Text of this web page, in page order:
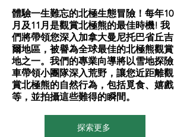
體驗一生難忘的北極生態冒險！每年10
月及11月是觀賞北極熊的最佳時機! 我
們將帶領您深入加拿大曼尼托巴省丘吉
爾地區，被譽為全球最佳的北極熊觀賞
地之一。我們的專業向導將以雪地探險
車帶領小團隊深入荒野，讓您近距離觀
賞北極熊的自然行為，包括覓食、嬉戲
等，並拍攝這些難得的瞬間。
探索更多